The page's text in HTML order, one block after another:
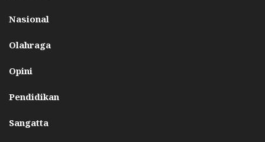
Nasional
Olahraga
Opini
Pendidikan
Sangatta